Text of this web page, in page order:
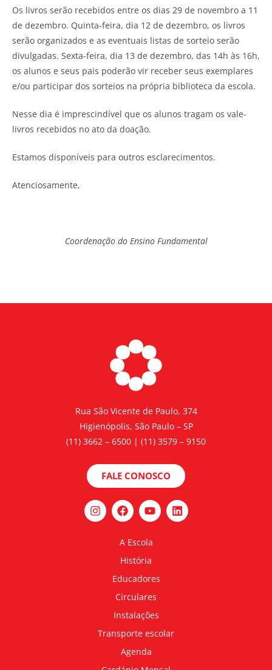
Os livros serão recebidos entre os dias 29 de novembro a 11
de dezembro. Quinta-feira, dia 12 de dezembro, os livros
serão organizados e as eventuais listas de sorteio serão
divulgadas. Sexta-feira, dia 13 de dezembro, das 14h às 16h,
os alunos e seus pais poderão vir receber seus exemplares
e/ou participar dos sorteios na própria biblioteca da escola.
Nesse dia é imprescindível que os alunos tragam os vale-
livros recebidos no ato da doação.
Estamos disponíveis para outros esclarecimentos.
Atenciosamente,
Coordenação do Ensino Fundamental
Rua São Vicente de Paulo, 374
Higienópolis, São Paulo – SP
(11) 3662 – 6500 | (11) 3579 – 9150
FALE CONOSCO
A Escola
História
Educadores
Circulares
Instalações
Transporte escolar
Agenda